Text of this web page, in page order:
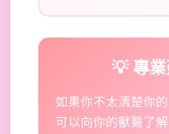
💡 專
如果你不太清楚你
可以向你的獸醫了